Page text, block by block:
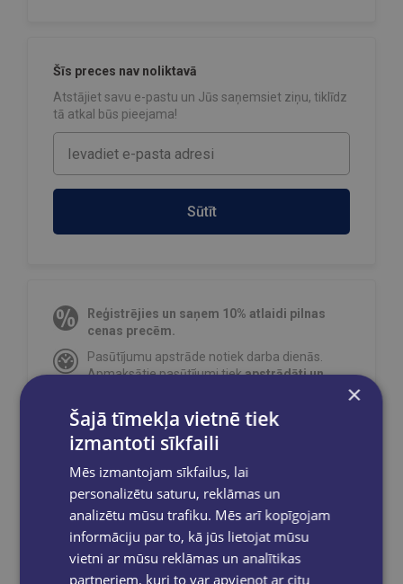
Šīs preces nav noliktavā
Atstājiet savu e-pastu un Jūs saņemsiet ziņu, tiklīdz
tā atkal būs pieejama!
Sūtīt
Reģistrējies un saņem 10% atlaidi pilnas
cenas precēm.
Pasūtījumu apstrāde notiek darba dienās.
Apmaksātie pasūtījumi tiekapstrādāti un
Bezmaksas piegādeuz OMNIVA
pakomātiem Latvijā
pasūtījumiem no €40.00.
grāmatnīcā 1-5 darba dienu laikā, kad
pasūtījums būs gatavs saņemšanai, saņemsi
e-pastu un/ vai SMS.
×
Šajā tīmekļa vietnē tiek
izmantoti sīkfaili
Mēs izmantojam sīkfailus, lai
personalizētu saturu, reklāmas un
analizētu mūsu trafiku. Mēs arī kopīgojam
informāciju par to, kā jūs lietojat mūsu
vietni ar mūsu reklāmas un analītikas
partneriem, kuri to var apvienot ar citu